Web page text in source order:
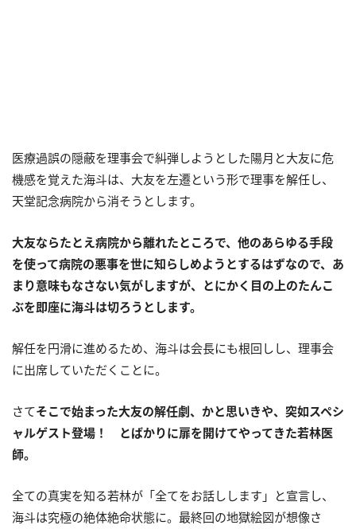
医療過誤の隠蔽を理事会で糾弾しようとした陽月と大友に危
機感を覚えた海斗は、大友を左遷という形で理事を解任し、
天堂記念病院から消そうとします。
大友ならたとえ病院から離れたところで、他のあらゆる手段
を使って病院の悪事を世に知らしめようとするはずなので、あ
まり意味もなさない気がしますが、とにかく目の上のたんこ
ぶを即座に海斗は切ろうとします。
解任を円滑に進めるため、海斗は会長にも根回しし、理事会
に出席していただくことに。
さてそこで始まった大友の解任劇、かと思いきや、突如スペシ
ャルゲスト登場！ とばかりに扉を開けてやってきた若林医
師。
全ての真実を知る若林が「全てをお話しします」と宣言し、
海斗は究極の絶体絶命状態に。最終回の地獄絵図が想像さ